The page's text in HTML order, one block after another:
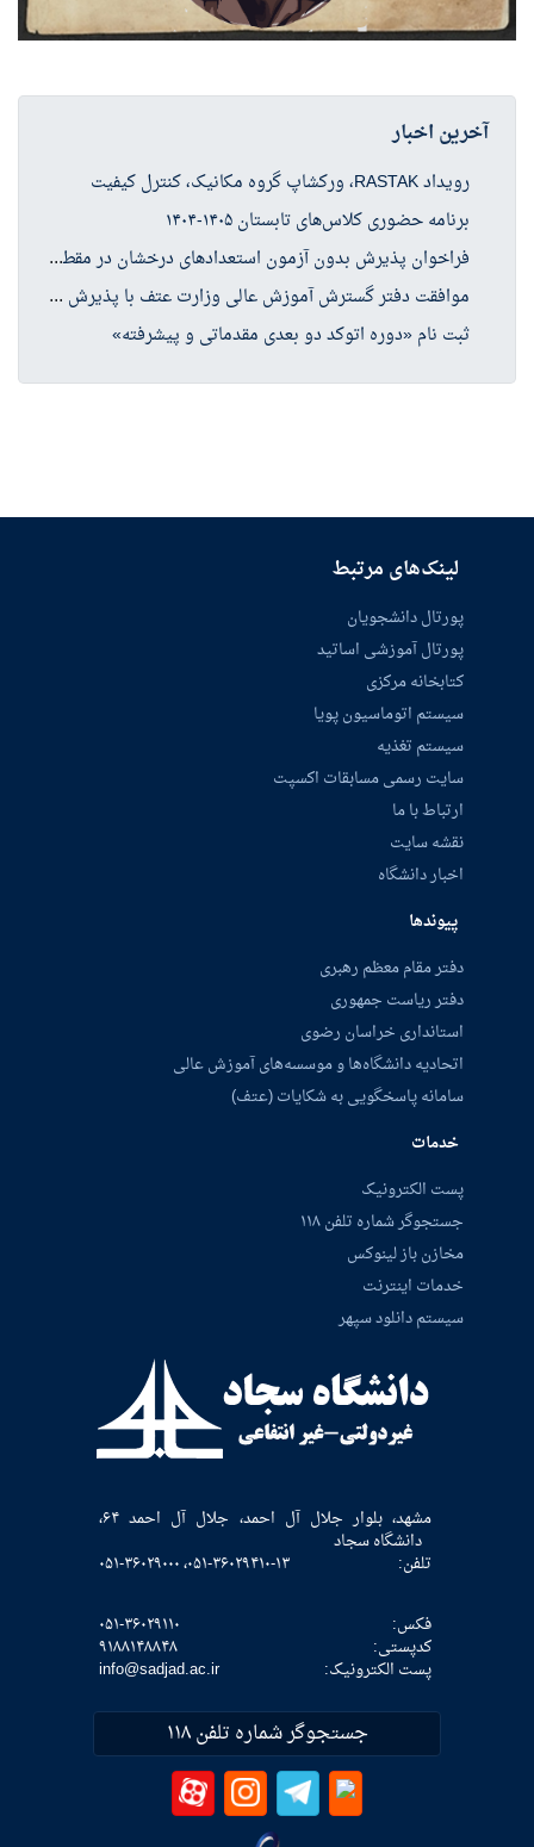
آخرین اخبار
رویداد RASTAK، ورکشاپ گروه مکانیک، کنترل کیفیت
برنامه حضوری کلاس‌های تابستان ۱۴۰۵-۱۴۰۴
فرا
خوان پذیرش بدون آزمون استعدادهای درخشان در مقطع کارشناسی ارشد سال تحصیلی ۱۴۰۶-۱۴۰۵
موا
فقت دفتر گسترش آموزش عالی وزارت عتف با پذیرش دانشجو در چهار رشته کارشناسی ارشد حوزه علوم انسانی
ثبت نام «دوره اتوکد دو بعدی مقدماتی و پیشرفته»
لینک‌های مرتبط
پورتال دانشجویان
پورتال آموزشی اساتید
کتابخانه مرکزی
سیستم اتوماسیون پویا
سیستم تغذیه
سایت رسمی مسابقات اکسپت
ارتباط با ما
نقشه سایت
اخبار دانشگاه
پیوندها
دفتر مقام معظم رهبری
دفتر ریاست جمهوری
استانداری خراسان رضوی
اتحادیه دانشگاه‌ها و موسسه‌های آموزش عالی
سامانه پاسخگویی به شکایات (عتف)
خدمات
پست الکترونیک
جستجوگر شماره تلفن ۱۱۸
مخازن باز لینوکس
خدمات اینترنت
سیستم دانلود سپهر
مشهد، بلوار جلال آل احمد، جلال آل احمد ۶۴،
دانشگاه سجاد
تلفن: ۰۵۱-۳۶۰۲۹۴۱۰-۱۳، ۰۵۱-۳۶۰۲۹۰۰۰
فکس: ۰۵۱-۳۶۰۲۹۱۱۰
كدپستی: ۹۱۸۸۱۴۸۸۴۸
پست الکترونیک: info@sadjad.ac.ir
جستجوگر شماره تلفن ۱۱۸